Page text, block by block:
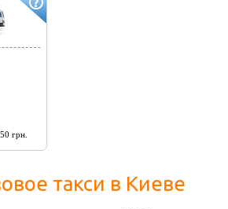
грн.
такси в Киеве